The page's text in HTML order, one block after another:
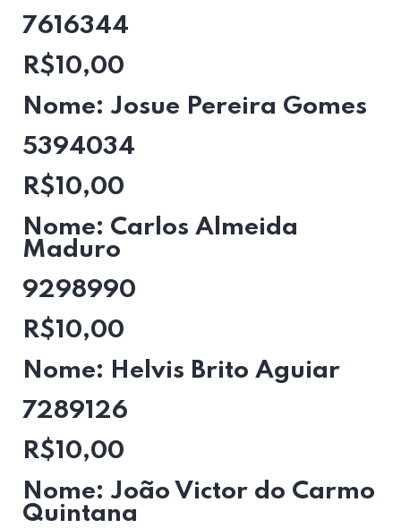
7616344
R$10,00
Nome: Josue Pereira Gomes
5394034
R$10,00
Nome: Carlos Almeida
Maduro
9298990
R$10,00
Nome: Helvis Brito Aguiar
7289126
R$10,00
Nome: João Victor do Carmo
Quintana